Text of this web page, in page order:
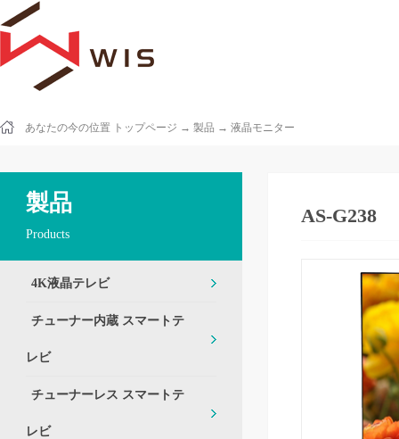
あなたの今の位置 トップページ → 製品 → 液晶モニター
製品
Products
4K液晶テレビ
チューナー内蔵 スマートテ
レビ
チューナーレス スマートテ
レビ
AS-G238